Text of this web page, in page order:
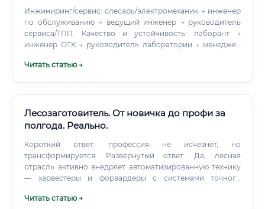
Инжиниринг/сервис: слесарь/электромеханик → инженер
по обслуживанию → ведущий инженер → руководитель
сервиса/ТПП. Качество и устойчивость: лаборант →
инженер ОТК → руководитель лаборатории → менеджер
Читать статью →
Лесозаготовитель. От новичка до профи за
полгода. Реально.
Короткий ответ: профессия не исчезнет, но
трансформируется. Развёрнутый ответ: Да, лесная
отрасль активно внедряет автоматизированную технику
— харвестеры и форвардеры с системами точного
мониторинга лесосек, программы автоматического учёта
Читать статью →